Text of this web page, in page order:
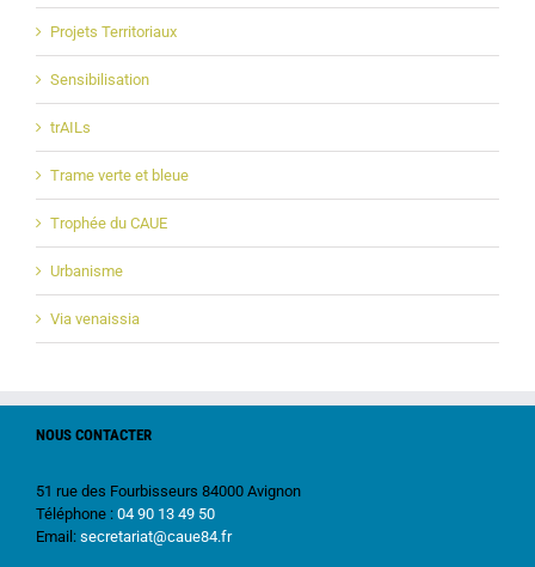
Projets Territoriaux
Sensibilisation
trAILs
Trame verte et bleue
Trophée du CAUE
Urbanisme
Via venaissia
NOUS CONTACTER
51 rue des Fourbisseurs 84000 Avignon
Téléphone : 04 90 13 49 50
Email: secretariat@caue84.fr